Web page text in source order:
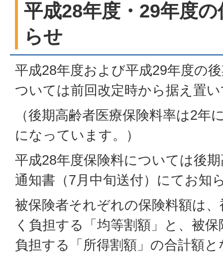
平成28年度・29年度
らせ
平成28年度および平成29年度の
ついては前回改定時から据え置
（後期高齢者医療保険料率は2年
になっています。）
平成28年度保険料については後
通知書（7月中旬送付）にてお知
被保険者それぞれの保険料額は
く負担する「均等割額」と、被
負担する「所得割額」の合計額